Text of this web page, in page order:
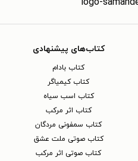
کتاب‌های پیشنهادی
کتاب بادام
کتاب کیمیاگر
کتاب اسب سیاه
کتاب اثر مرکب
کتاب سمفونی مردگان
کتاب صوتی ملت عشق
کتاب صوتی اثر مرکب